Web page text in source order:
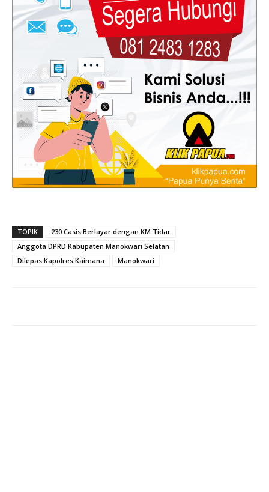
TOPIK
230 Casis Berlayar dengan KM Tidar
Anggota DPRD Kabupaten Manokwari Selatan
Dilepas Kapolres Kaimana
Manokwari